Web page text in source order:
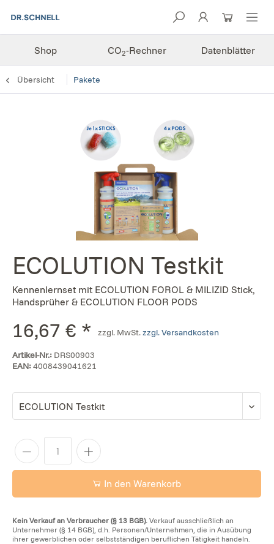
Shop CO2-Rechner Datenblätter
Übersicht Pakete
ECOLUTION Testkit
Kennenlernset mit ECOLUTION FOROL & MILIZID Stick,
Handsprüher & ECOLUTION FLOOR PODS
16,67 € * zzgl. MwSt.zzgl. Versandkosten
Artikel-Nr.: DRS00903
EAN:4008439041621
In den Warenkorb
Kein Verkauf an Verbraucher (§ 13 BGB). Verkauf ausschließlich an
Unternehmer (§ 14 BGB), d.h. Personen/Unternehmen, die in Ausübung
ihrer gewerblichen oder selbstständigen beruflichen Tätigkeit handeln.